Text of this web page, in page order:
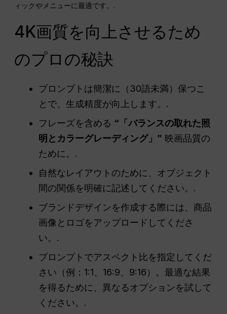
ィックやメニューに最適です。.
4K画質を向上させるため
のプロの秘訣
プロンプトは簡潔に（30語未満）保つこ
とで、生成精度が向上します。.
フレーズを含める “「バランスの取れた照
明とカラーグレーディング」” 映画品質の
ために。.
自然なレイアウトのために、オブジェクト
間の関係を明確に記述してください。.
ブランドデザインを作成する際には、商品
画像とロゴをアップロードしてくださ
い。.
プロンプトでアスペクト比を指定してくだ
さい（例：1:1、16:9、9:16）。最適な結果
を得るために、異なるオプションを試して
ください。.